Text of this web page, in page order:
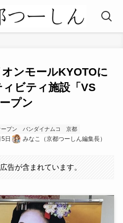
ンモールKYOTOに
ビティ施設「VS
プン
ープン バンダイナムコ 京都
日 みなこ（京都つーしん編集長）
告が含まれています。